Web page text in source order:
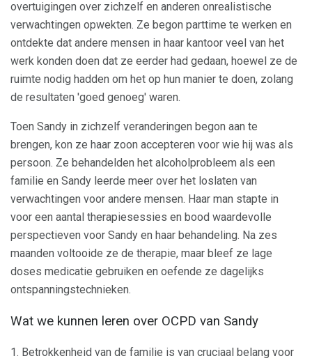
overtuigingen over zichzelf en anderen onrealistische
verwachtingen opwekten. Ze begon parttime te werken en
ontdekte dat andere mensen in haar kantoor veel van het
werk konden doen dat ze eerder had gedaan, hoewel ze de
ruimte nodig hadden om het op hun manier te doen, zolang
de resultaten 'goed genoeg' waren.
Toen Sandy in zichzelf veranderingen begon aan te
brengen, kon ze haar zoon accepteren voor wie hij was als
persoon. Ze behandelden het alcoholprobleem als een
familie en Sandy leerde meer over het loslaten van
verwachtingen voor andere mensen. Haar man stapte in
voor een aantal therapiesessies en bood waardevolle
perspectieven voor Sandy en haar behandeling. Na zes
maanden voltooide ze de therapie, maar bleef ze lage
doses medicatie gebruiken en oefende ze dagelijks
ontspanningstechnieken.
Wat we kunnen leren over OCPD van Sandy
1. Betrokkenheid van de familie is van cruciaal belang voor